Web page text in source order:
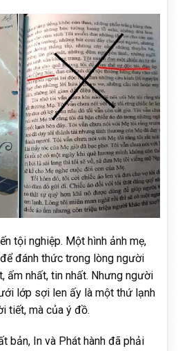
tội nghiệp. Một hình ảnh mẹ,
đánh thức trong lòng người
ấm nhất, tin nhất. Nhưng người
lớp sợi len ấy là một thứ lạnh
tiết, mà của ý đồ.
bản, In và Phát hành đã phải